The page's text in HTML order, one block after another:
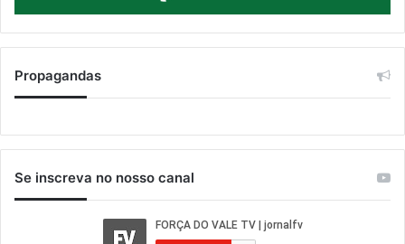
Propagandas
Se inscreva no nosso canal